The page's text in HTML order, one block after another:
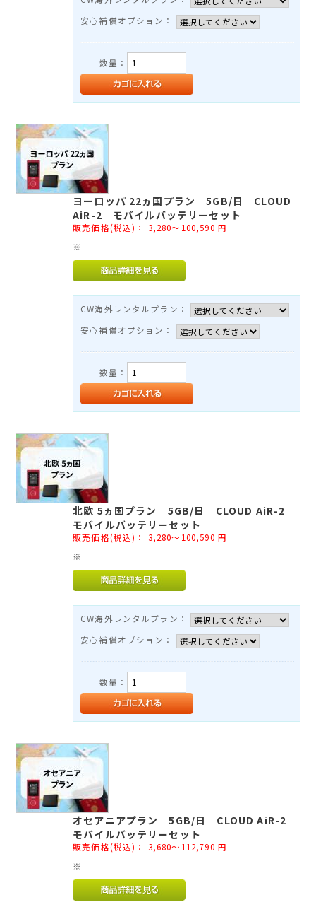
安心補償オプション：
数量：
ヨーロッパ 22ヵ国プラン 5GB/日 CLOUD
AiR-2 モバイルバッテリーセット
販売価格(税込)： 3,280～100,590 円
※
CW海外レンタルプラン：
安心補償オプション：
数量：
北欧 5ヵ国プラン 5GB/日 CLOUD AiR-2
モバイルバッテリーセット
販売価格(税込)： 3,280～100,590 円
※
CW海外レンタルプラン：
安心補償オプション：
数量：
オセアニアプラン 5GB/日 CLOUD AiR-2
モバイルバッテリーセット
販売価格(税込)： 3,680～112,790 円
※